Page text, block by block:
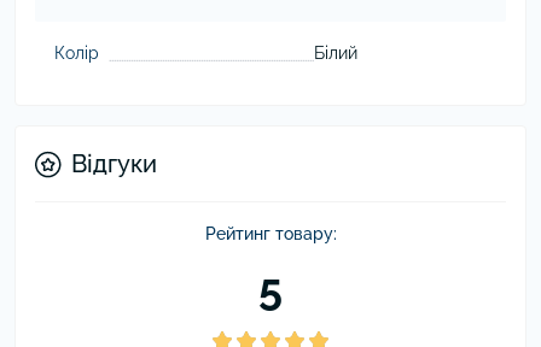
Колір Білий
Відгуки
Рейтинг товару:
5